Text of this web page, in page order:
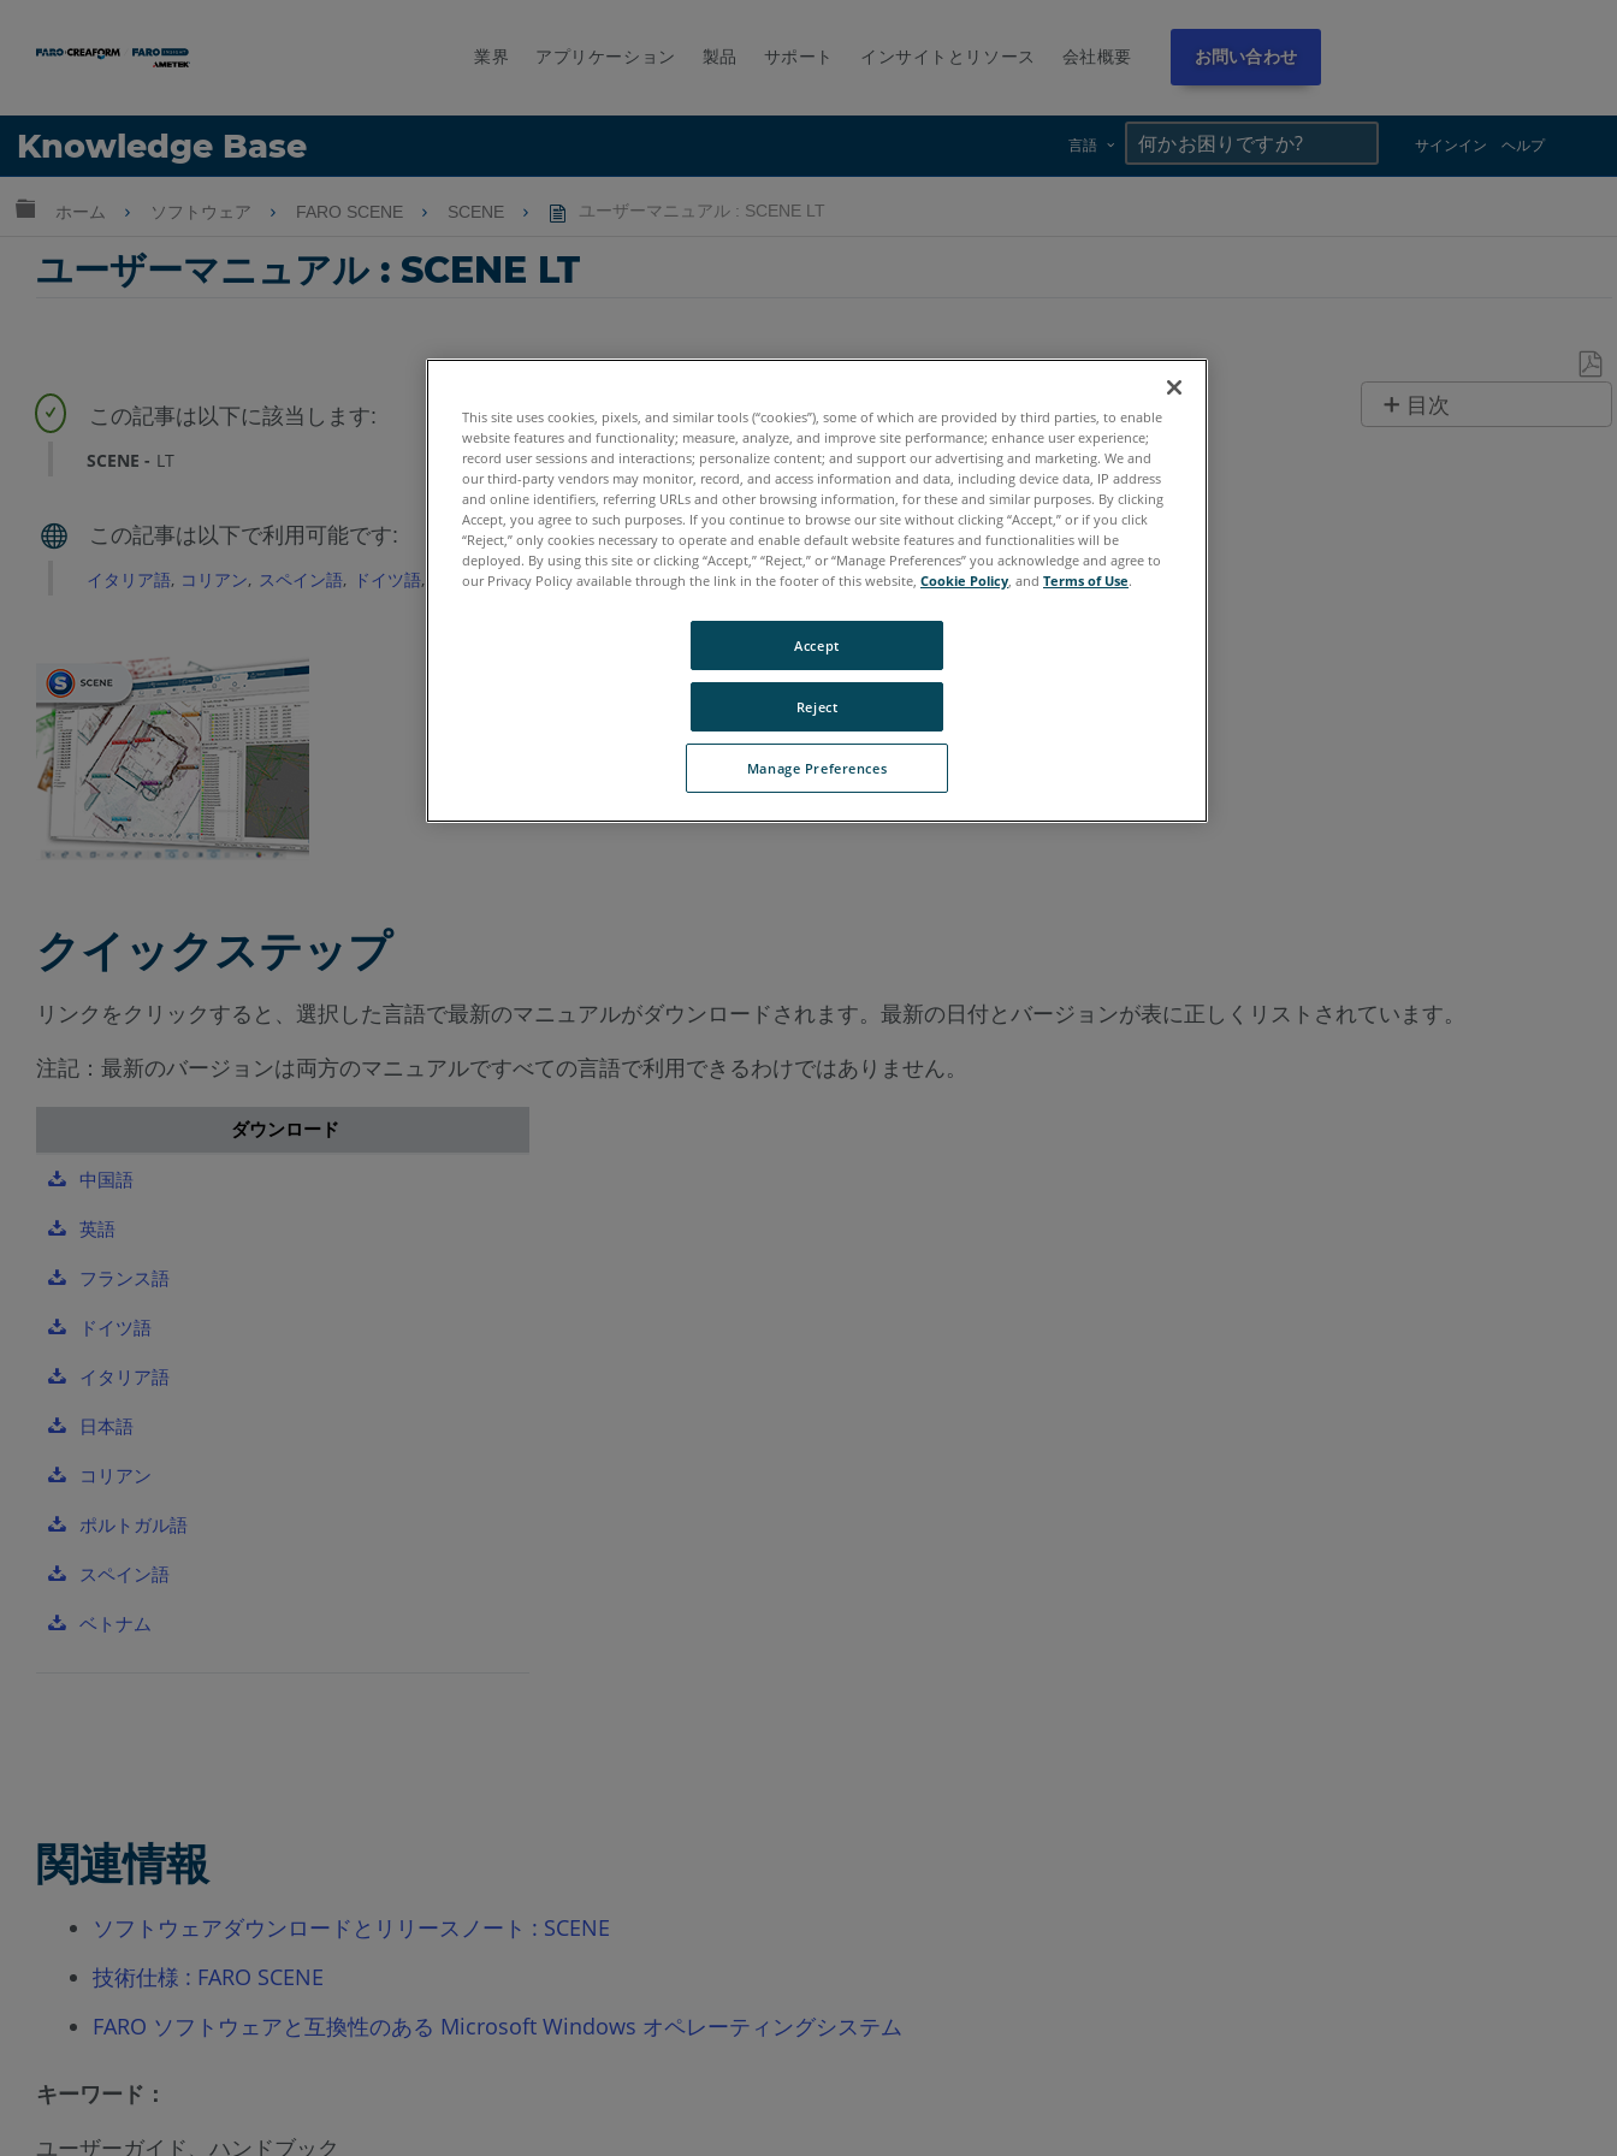
業界 アプリケーション 製品 サポート インサイトとリソース 会社概要 お問い合わせ
Knowledge Base 言語 サインイン ヘルプ
言語
グローバル階層を展開/折りたたむ
ホーム ソフトウェア FARO SCENE SCENE ユーザーマニュアル : SCENE LT
ユーザーマニュアル : SCENE LT
と
目次
SCENE LT
イタリア語 コリアン スペイン語 ドイツ語 フランス語 ポルトガル語 中国語 日本語 英語
クイックステップ
リンクをクリックすると、選択した言語で最新のマニュアルがダウンロードされます。最新の日付とバージョンが表に正しくリストされています。
注記：最新のバージョンは両方のマニュアルですべての言語で利用できるわけではありません。
ダウンロード
中国語
英語
フランス語
ドイツ語
イタリア語
日本語
コリアン
ポルトガル語
スペイン語
ベトナム
関連情報
ソフトウェアダウンロードとリリースノート : SCENE
技術仕様 : FARO SCENE
FARO ソフトウェアと互換性のある Microsoft Windows オペレーティングシステム
キーワード：
ユーザーガイド、ハンドブック
This site uses cookies, pixels, and similar tools (“cookies”), some of which are provided by third parties, to enable
website features and functionality; measure, analyze, and improve site performance; enhance user experience;
record user sessions and interactions; personalize content; and support our advertising and marketing. We and
our third-party vendors may monitor, record, and access information and data, including device data, IP address
and online identifiers, referring URLs and other browsing information, for these and similar purposes. By clicking
Accept, you agree to such purposes. If you continue to browse our site without clicking “Accept,” or if you click
“Reject,” only cookies necessary to operate and enable default website features and functionalities will be
deployed. By using this site or clicking “Accept,” “Reject,” or “Manage Preferences” you acknowledge and agree to
our Privacy Policy available through the link in the footer of this website, Cookie Policy, and Terms of Use.
Manage Preferences
Reject
Accept